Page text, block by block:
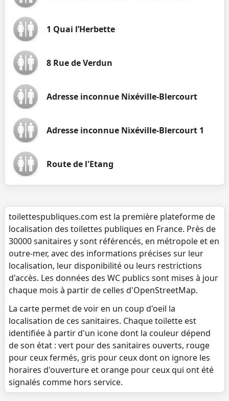
1 Quai l’Herbette
8 Rue de Verdun
Adresse inconnue Nixéville-Blercourt
Adresse inconnue Nixéville-Blercourt 1
Route de l'Etang
toilettespubliques.com est la première plateforme de
localisation des toilettes publiques en France. Près de
30000 sanitaires y sont référencés, en métropole et en
outre-mer, avec des informations précises sur leur
localisation, leur disponibilité ou leurs restrictions
d'accès. Les données des WC publics sont mises à jour
chaque mois à partir de celles d'OpenStreetMap.
La carte permet de voir en un coup d'oeil la
localisation de ces sanitaires. Chaque toilette est
identifiée à partir d'un icone dont la couleur dépend
de son état : vert pour des sanitaires ouverts, rouge
pour ceux fermés, gris pour ceux dont on ignore les
horaires d'ouverture et orange pour ceux qui ont été
signalés comme hors service.